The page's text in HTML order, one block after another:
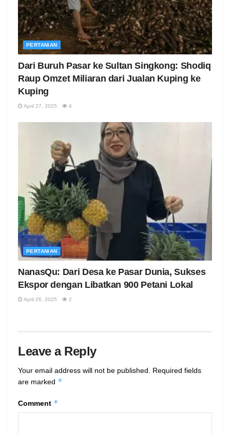
PERTANIAN
Dari Buruh Pasar ke Sultan Singkong: Shodiq
Raup Omzet Miliaran dari Jualan Kuping ke
Kuping
April 27, 2025 4
PERTANIAN
NanasQu: Dari Desa ke Pasar Dunia, Sukses
Ekspor dengan Libatkan 900 Petani Lokal
April 26, 2025 2
Leave a Reply
Your email address will not be published. Required fields
are marked *
Comment *